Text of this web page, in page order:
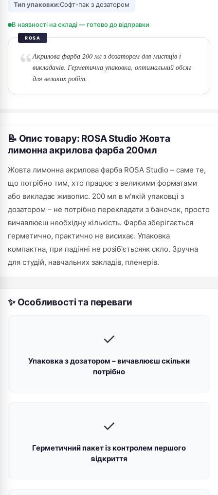
Тип упаковки:Софт-пак з дозатором
В наявності на складі — готово до відправки
ROSA
Акрилова фарба 200 мл з дозатором для мистців і
викладачів. Герметична упаковка, оптимальний обсяг
для великих робіт.
📝 Опис товару: ROSA Studio Жовта
лимонна акрилова фарба 200мл
Жовта лимонна акрилова фарба ROSA Studio – саме те,
що потрібно тим, хто працює з великими форматами
або викладає живопис. 200 мл в м'якій упаковці з
дозатором – не потрібно перекладати з баночок, просто
вичавлюєш необхідну кількість. Фарба зберігається
герметично, практично не висихає. Упаковка
компактна, при падінні не розіб'єтьсяяк скло. Зручна
для студій, навчальних закладів, пленерів.
✨ Особливості та переваги
✓
Упаковка з дозатором – вичавлюєш скільки
потрібно
✓
Герметичний пакет із контролем першого
відкриття